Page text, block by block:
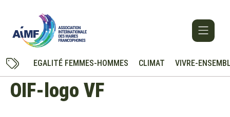
EGALITÉ FEMMES-HOMMES CLIMAT VIVRE-
OIF-logo VF